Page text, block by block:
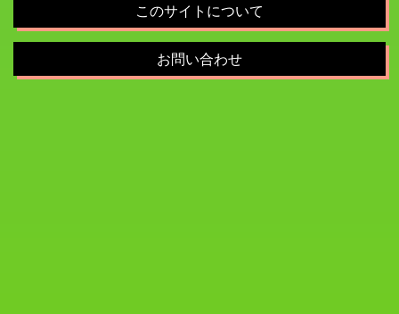
このサイトについて
お問い合わせ